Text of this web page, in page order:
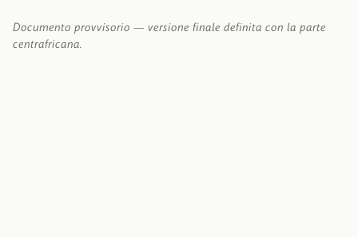
Documento provvisorio — versione finale definita con la parte
centrafricana.